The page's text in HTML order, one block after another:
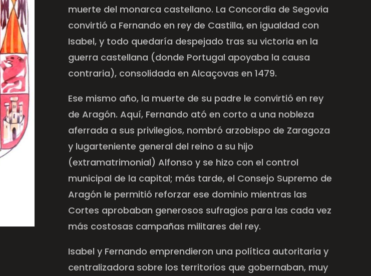
muerte del monarca castellano. La Concordia de Segovia
convirtió a Fernando en rey de Castilla, en igualdad con
Isabel, y todo quedaría despejado tras su victoria en la
guerra castellana (donde Portugal apoyaba la causa
contraria), consolidada en Alcaçovas en 1479.
Ese mismo año, la muerte de su padre le convirtió en rey
de Aragón. Aquí, Fernando ató en corto a una nobleza
aferrada a sus privilegios, nombró arzobispo de Zaragoza
y lugarteniente general del reino a su hijo
(extramatrimonial) Alfonso y se hizo con el control
municipal de la capital; más tarde, el Consejo Supremo de
Aragón le permitió reforzar ese dominio mientras las
Cortes aprobaban generosos sufragios para las cada vez
más costosas campañas militares del rey.
Isabel y Fernando emprendieron una política autoritaria y
centralizadora sobre los territorios que gobernaban, muy